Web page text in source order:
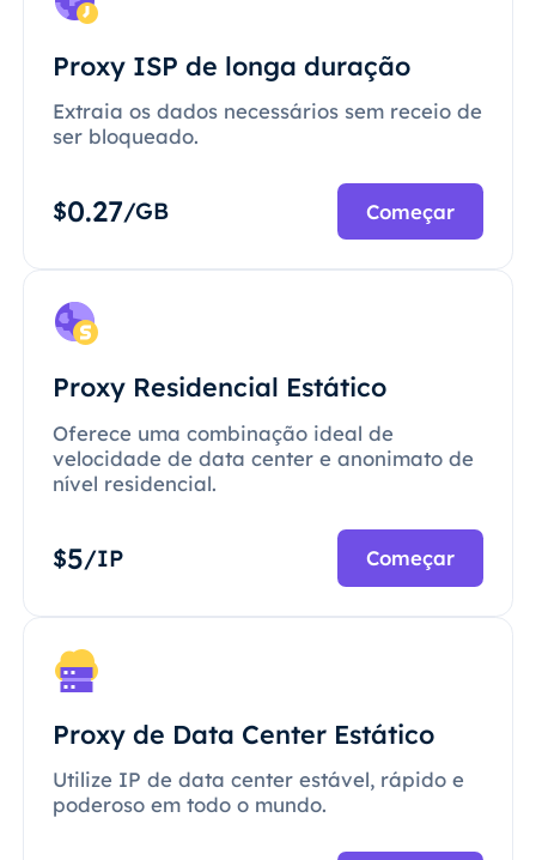
Proxy ISP de longa duração
Extraia os dados necessários sem receio de
ser bloqueado.
$0.27/GB Começar
Proxy Residencial Estático
Oferece uma combinação ideal de
velocidade de data center e anonimato de
nível residencial.
$5/IP Começar
Proxy de Data Center Estático
Utilize IP de data center estável, rápido e
poderoso em todo o mundo.